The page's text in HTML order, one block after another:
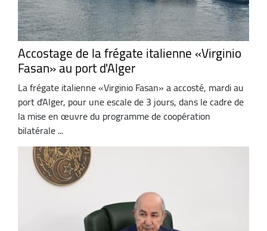
Accostage de la frégate italienne «Virginio
Fasan» au port d'Alger
La frégate italienne «Virginio Fasan» a accosté, mardi au
port d'Alger, pour une escale de 3 jours, dans le cadre de
la mise en œuvre du programme de coopération
bilatérale ...